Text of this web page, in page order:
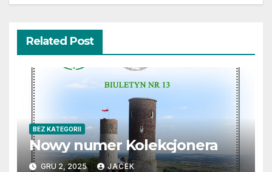
Related Post
BEZ KATEGORII
Nowy numer Kolekcjonera
GRU 2, 2025 JACEK